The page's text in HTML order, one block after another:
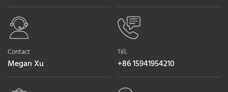
Contact
Megan Xu
Tél.
+86 15941954210